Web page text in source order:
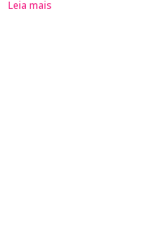
Leia mais